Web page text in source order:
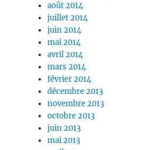
août 2014
juillet 2014
juin 2014
mai 2014
avril 2014
mars 2014
février 2014
décembre 2013
novembre 2013
octobre 2013
juin 2013
mai 2013